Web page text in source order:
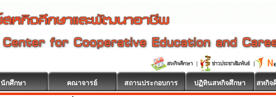
นักศึกษา คณาจารย์ สถานประกอบการ ปฏิทินสหกิจศึกษา สหกิจ